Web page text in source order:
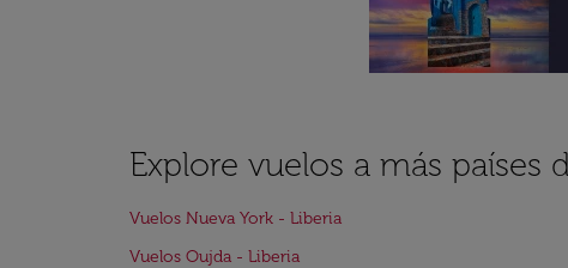
Explore vuelos a más países
Vuelos Nueva York - Liberia
Vuelos Oujda - Liberia